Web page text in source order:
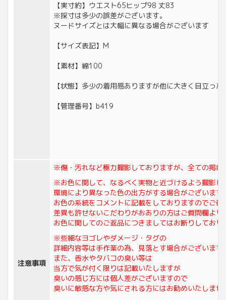
【実寸約】ウエスト65ヒップ98 丈83
※採寸は多少の誤差がございます。
ヌードサイズとは大幅に異なる場合がございます
【サイズ表記】M
【素材】綿100
【状態】多少の着用感ありますが他に大きく目立っ
【管理番号】b419
注意事項
※傷・汚れなど極力撮影しておりますが、全ての掲載
※お色に関して、なるべく実物と近づけるよう撮影し
環境により異なった色の出方がする場合がございます
お色の系統をコメントに記載をしておりますのでご確
差異も許せないこだわりがおありの方はご質問欄より
お色に関してのご返品につきましてはお断りしており
※些細なヨゴレやダメージ・タグの
詳細内容等は手作業の為、見落とす場合がございます
また、香水やタバコの臭い等は
当方で気が付く限りは記載いたしますが
臭いの感じ方には個人差がございますので
臭いに敏感な方や気にされる方にはお勧めいたしませ